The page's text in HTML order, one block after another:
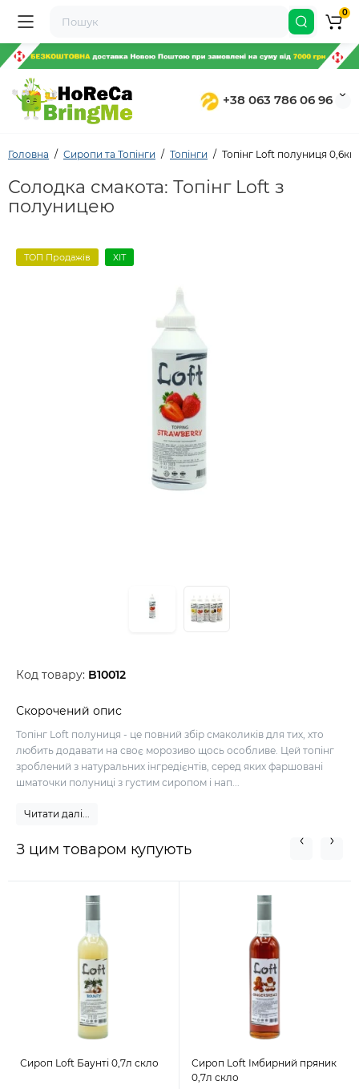
+38 063 786 06 96
0
Головна Сиропи та Топінги Топінги Топінг Loft полуниця
Солодка смакота: Топінг Loft з
полуницею
ТОП Продажів ХІТ
Код товару: B10012
Скорочений опис
Топінг Loft полуниця - це повний збір смаколиків для тих, хто
любить додавати на своє морозиво щось особливе. Цей топінг
зроблений з натуральних інгредієнтів, серед яких фаршовані
шматочки полуниці з густим сиропом і нап...
Читати далі...
З цим товаром купують
Сироп Loft Баунті 0,7л скло
Сироп Loft Імбирний пряник
0,7л скло